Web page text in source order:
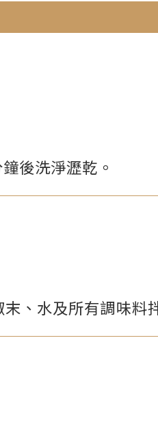
後洗淨瀝乾。
、水及所有調味料